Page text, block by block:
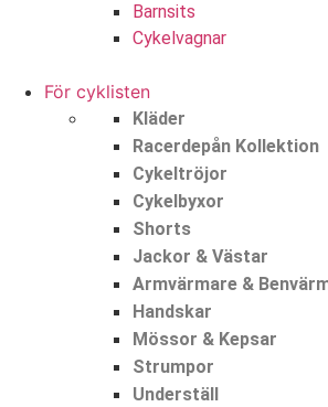
Barnsits
Cykelvagnar
För cyklisten
Kläder
Racerdepån Kollektion
Cykeltröjor
Cykelbyxor
Shorts
Jackor & Västar
Armvärmare &
Handskar
Mössor & Kepsar
Strumpor
Underställ